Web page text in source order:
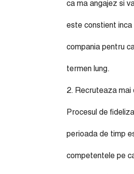
ca ma angajez si
este constient inca
compania pentru
termen lung.
2. Recruteaza mai
Procesul de
perioada de timp
competentele pe